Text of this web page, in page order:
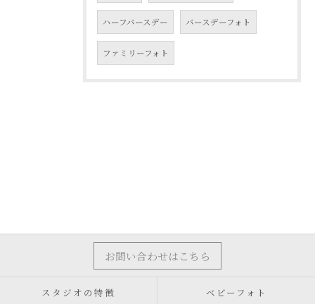
ハーフバースデー バースデーフォト
ファミリーフォト
お問い合わせはこちら
スタジオの特徴 ベビーフォト